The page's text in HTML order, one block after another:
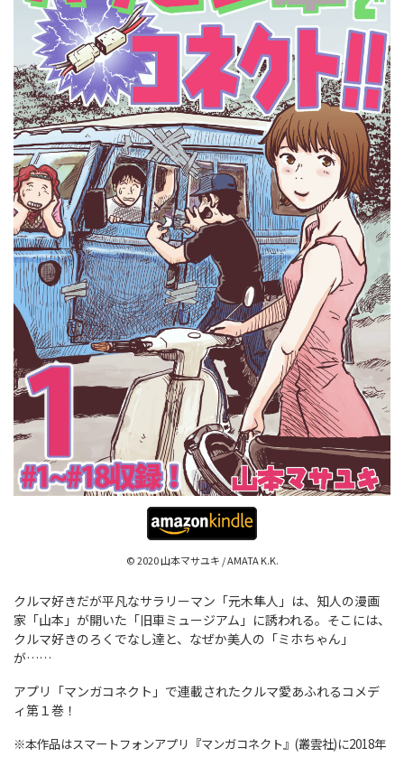
© 2020 山本マサユキ / AMATA K.K.
クルマ好きだが平凡なサラリーマン「元木隼人」は、知人の漫画
家「山本」が開いた「旧車ミュージアム」に誘われる。そこには、
クルマ好きのろくでなし達と、なぜか美人の「ミホちゃん」
が……
アプリ「マンガコネクト」で連載されたクルマ愛あふれるコメデ
ィ第１巻！
※本作品はスマートフォンアプリ『マンガコネクト』(叢雲社)に2018年